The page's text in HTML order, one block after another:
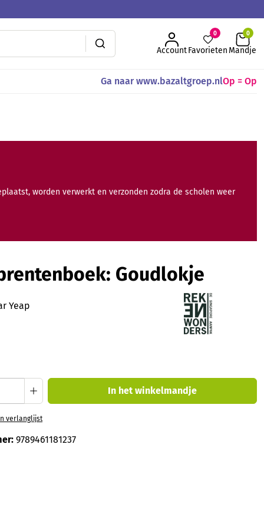
AccountFavorieten Mandje
0
Ga naar www.bazaltgroep.nlOp = Op
worden verwerkt en verzonden zodra de scholen weer
Goudlokje
Yeap
Voer de gewenste
In het winkelmandje
verlanglijst
9789461181237